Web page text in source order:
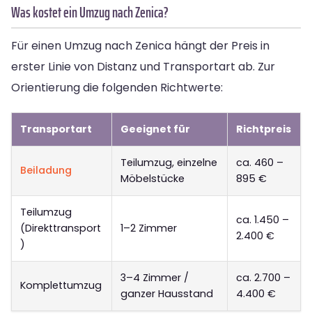
Was kostet ein Umzug nach Zenica?
Für einen Umzug nach Zenica hängt der Preis in
erster Linie von Distanz und Transportart ab. Zur
Orientierung die folgenden Richtwerte:
Transportart Geeignet für Richtpreis
Beiladung
Teilumzug, einzelne
Möbelstücke
ca. 460 –
895 €
Teilumzug
(Direkttransport
)
1–2 Zimmer
ca. 1.450 –
2.400 €
Komplettumzug
3–4 Zimmer /
ganzer Hausstand
ca. 2.700 –
4.400 €